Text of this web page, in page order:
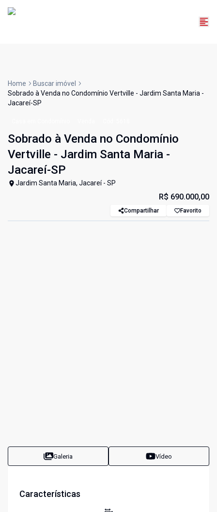
Home
Buscar imóvel
Sobrado à Venda no Condomínio Vertville - Jardim Santa Maria -
Jacareí-SP
Sobrado à Venda no Condomínio
Vertville - Jardim Santa Maria -
Jacareí-SP
Jardim Santa Maria, Jacareí - SP
R$ 690.000,00
Compartilhar Favorito
Galeria Vídeo
Características